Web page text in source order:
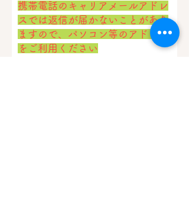
​携帯電話のキャリアメールアドレ
スでは返信が届かないことがあり
ますので、パソコン等のアドレス
をご利用ください